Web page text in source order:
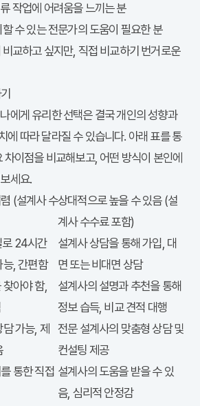
작업에 어려움을 느끼는 분
수 있는 전문가의 도움이 필요한 분
교하고 싶지만, 직접 비교하기 번거로운
에게 유리한 선택은 결국 개인의 성향과
에 따라 달라질 수 있습니다. 아래 표를 통
이점을 비교해보고, 어떤 방식이 본인에
세요.
(설계사 수상대적으로 높을 수 있음 (설
계사 수수료 포함)
로 24시간
능, 간편함
설계사 상담을 통해 가입, 대
면 또는 비대면 상담
아야 함,
설계사의 설명과 추천을 통해
정보 습득, 비교 견적 대행
가능, 제
전문 설계사의 맞춤형 상담 및
컨설팅 제공
통한 직접 설계사의 도움을 받을 수 있
음, 심리적 안정감